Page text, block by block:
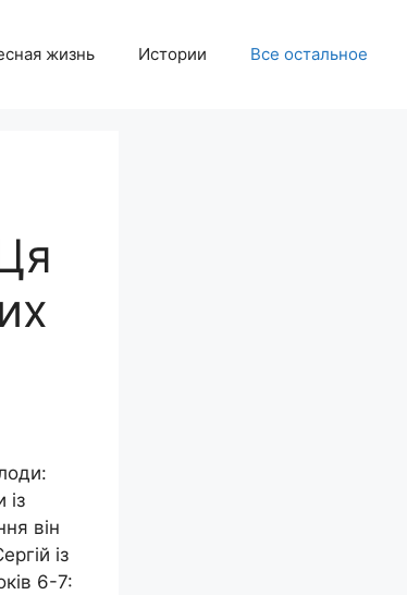
жизнь Истории Все остальное
із
він
із
6-7: